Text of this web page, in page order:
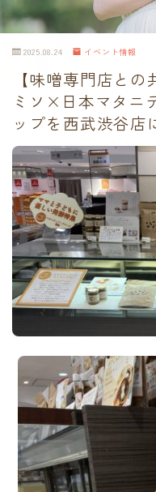
2025.08.24 イベント情報
【味噌専門店と
ミソ×日本マタニ
ップを西武渋谷店